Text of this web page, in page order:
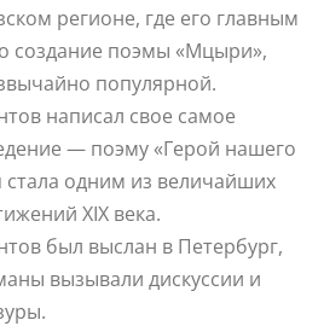
регионе, где его главным
создание поэмы «Мцыри»,
популярной.
написал свое самое
— поэму «Герой нашего
стала одним из величайших
XIX века.
был выслан в Петербург,
вызывали дискуссии и